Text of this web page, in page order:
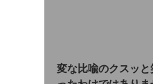
変な比喩のクスッ